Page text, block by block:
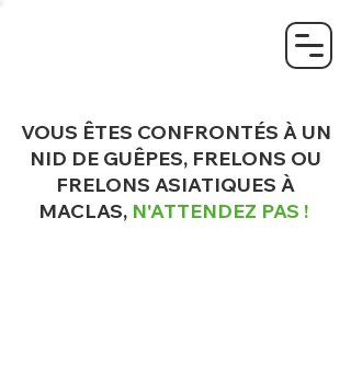
VOUS ÊTES CONFRONTÉS À UN
NID DE GUÊPES, FRELONS OU
FRELONS ASIATIQUES À
MACLAS, N'ATTENDEZ PAS !